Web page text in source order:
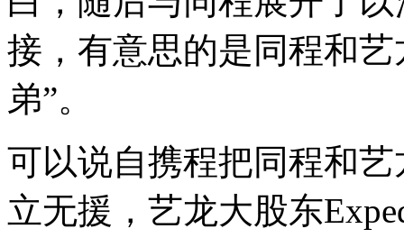
接，有意思的是同程和
弟”。
可以说自携程把同程和
立无援，艺龙大股东